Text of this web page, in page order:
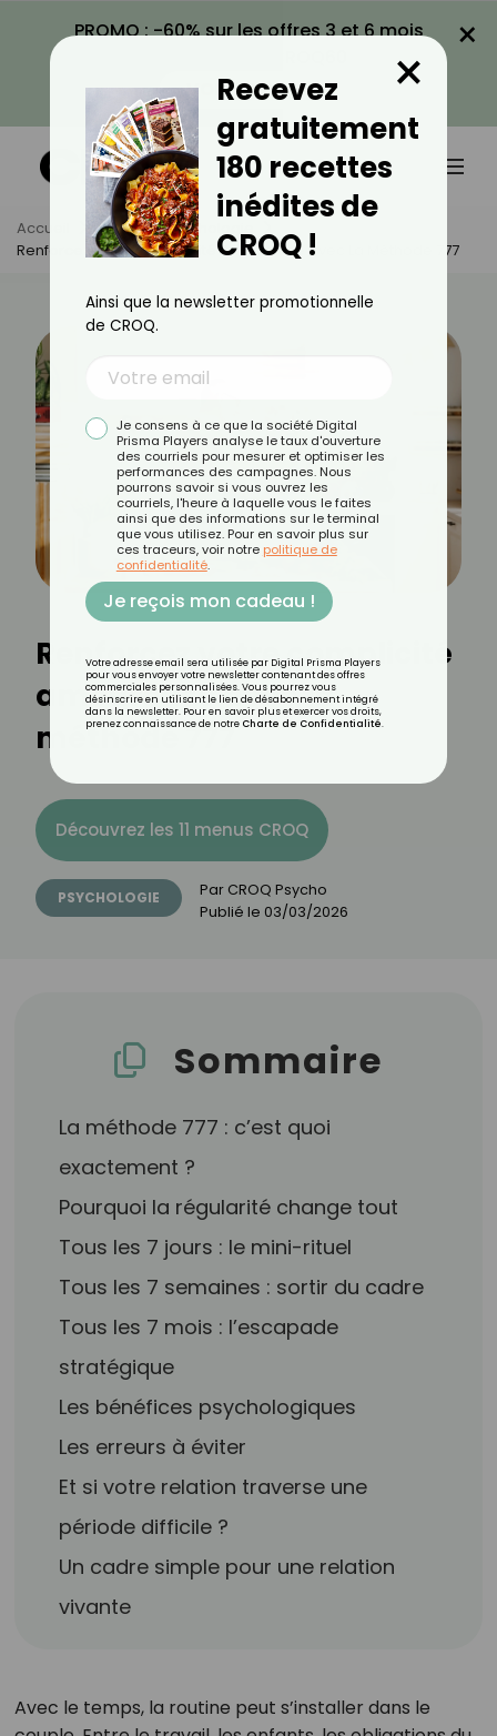
PROMO : -60% sur les offres 3 et 6 mois
VOIR LA PROMO
×
Accueil Actus
Psychologie
Renforcez Votre Complicité Amoureuse Avec La Méthode 777
Renforcez votre complicité
amoureuse avec la
méthode 777
Découvrez les 11 menus CROQ
PSYCHOLOGIE Par CROQ Psycho
Publié le 03/03/2026
Sommaire
La méthode 777 : c’est quoi
exactement ?
Pourquoi la régularité change tout
Tous les 7 jours : le mini-rituel
Tous les 7 semaines : sortir du cadre
Tous les 7 mois : l’escapade
stratégique
Les bénéfices psychologiques
Les erreurs à éviter
Et si votre relation traverse une
période difficile ?
Un cadre simple pour une relation
vivante
Avec le temps, la routine peut s’installer dans le
Recevez
gratuitement
180 recettes
inédites de
CROQ !
×
Ainsi que la newsletter promotionnelle
de CROQ.
Je consens à ce que la société Digital
Prisma Players analyse le taux d'ouverture
des courriels pour mesurer et optimiser les
performances des campagnes. Nous
pourrons savoir si vous ouvrez les
courriels, l'heure à laquelle vous le faites
ainsi que des informations sur le terminal
que vous utilisez. Pour en savoir plus sur
ces traceurs, voir notre politique de
confidentialité.
Je reçois mon cadeau !
Votre adresse email sera utilisée par Digital Prisma Players
pour vous envoyer votre newsletter contenant des offres
commerciales personnalisées. Vous pourrez vous
désinscrire en utilisant le lien de désabonnement intégré
dans la newsletter. Pour en savoir plus et exercer vos droits,
prenez connaissance de notre Charte de Confidentialité.